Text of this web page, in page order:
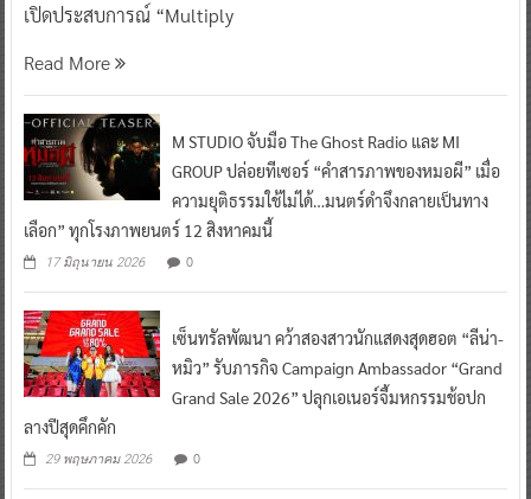
เปิดประสบการณ์ “Multiply
Read More
M STUDIO จับมือ The Ghost Radio และ MI
GROUP ปล่อยทีเซอร์ “คำสารภาพของหมอผี” เมื่อ
ความยุติธรรมใช้ไม่ได้…มนตร์ดำจึงกลายเป็นทาง
เลือก” ทุกโรงภาพยนตร์ 12 สิงหาคมนี้
17 มิถุนายน 2026 0
เซ็นทรัลพัฒนา คว้าสองสาวนักแสดงสุดฮอต “ลีน่า-
หมิว” รับภารกิจ Campaign Ambassador “Grand
Grand Sale 2026” ปลุกเอเนอร์จี้มหกรรมช้อปก
ลางปีสุดคึกคัก
29 พฤษภาคม 2026 0